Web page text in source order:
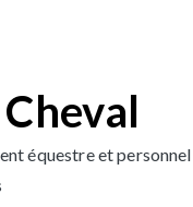
équestre et personnel